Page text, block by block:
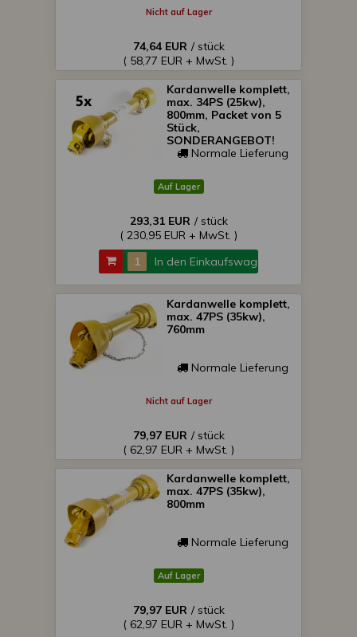
Nicht auf Lager
74,64 EUR / stück
( 58,77 EUR + MwSt. )
Kardanwelle komplett,
max. 34PS (25kw),
800mm, Packet von 5
Stück,
SONDERANGEBOT!
Normale Lieferung
Auf Lager
293,31 EUR / stück
( 230,95 EUR + MwSt. )
In den Einkaufswagen
Kardanwelle komplett,
max. 47PS (35kw),
760mm
Normale Lieferung
Nicht auf Lager
79,97 EUR / stück
( 62,97 EUR + MwSt. )
Kardanwelle komplett,
max. 47PS (35kw),
800mm
Normale Lieferung
Auf Lager
79,97 EUR / stück
( 62,97 EUR + MwSt. )